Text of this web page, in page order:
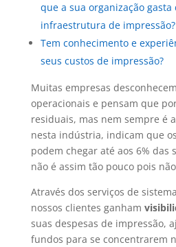
que a sua organização gasta
infraestrutura de impressão?
Tem conhecimento e
seus custos de impressão?
Muitas empresas
operacionais e pensam que
residuais, mas nem sempre é
nesta indústria, indicam que
podem chegar até aos 6% das
não é assim tão pouco pois
Através dos serviços de
nossos clientes ganham
suas despesas de impressão,
fundos para se concentrarem